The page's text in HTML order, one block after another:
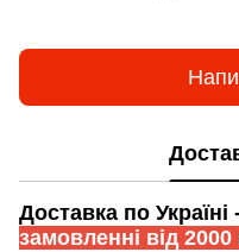
Доставка по Україні
замовленні від 2000